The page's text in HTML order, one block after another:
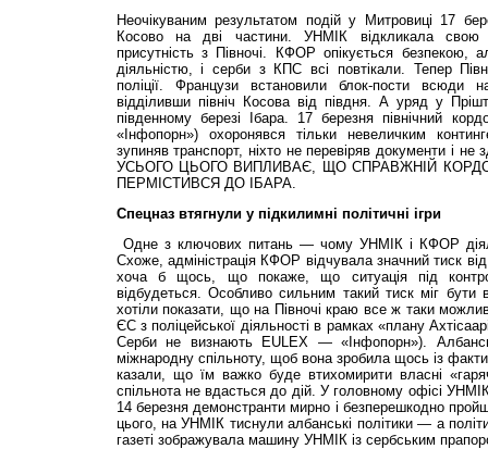
Неочікуваним результатом подій у Митровиці 17
Косово на дві частини. УНМІК відкликала свою
присутність з Півночі. КФОР опікується безпекою,
діяльністю, і серби з КПС всі повтікали. Тепер
поліції. Французи встановили блок-пости всюди
відділивши північ Косова від півдня. А уряд у
південному березі Ібара. 17 березня північний
«Інфопорн») охоронявся тільки невеличким
зупиняв транспорт, ніхто не перевіряв документи і не
УСЬОГО ЦЬОГО ВИПЛИВАЄ, ЩО СПРАВЖНІЙ
ПЕРМІСТИВСЯ ДО ІБАРА.
Спецназ втягнули у підкилимні політичні ігри
Одне з ключових питань — чому УНМІК і КФОР
Схоже, адміністрація КФОР відчувала значний тиск
хоча б щось, що покаже, що ситуація під
відбудеться. Особливо сильним такий тиск міг бути
хотіли показати, що на Півночі краю все ж таки
ЄС з поліцейської діяльності в рамках «плану
Серби не визнають EULEX — «Інфопорн»).
міжнародну спільноту, щоб вона зробила щось із
казали, що їм важко буде втихомирити власні
спільнота не вдасться до дій. У головному офісі
14 березня демонстранти мирно і безперешкодно
цього, на УНМІК тиснули албанські політики — а
газеті зображувала машину УНМІК із сербським